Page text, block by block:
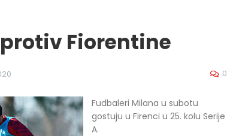
Fiorentine
0
Fudbaleri Milana u subotu
gostuju u Firenci u 25. kolu Serije
A.